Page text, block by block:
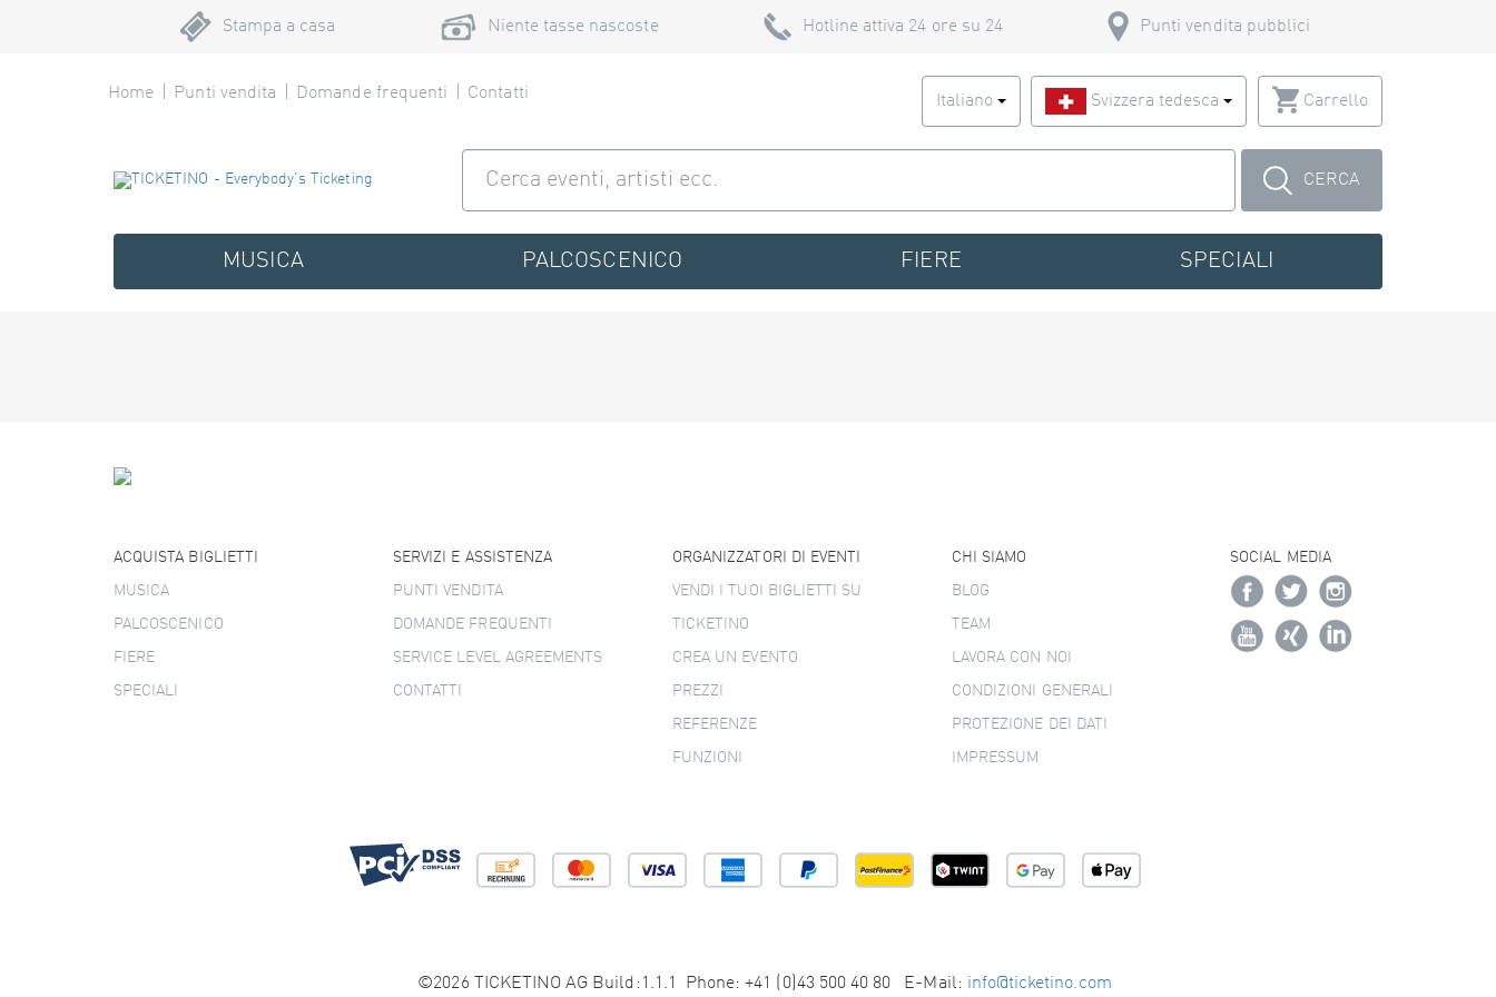
Stampa a casa Niente tasse nascoste Hotline attiva 24 ore su 24 Punti vendita pubblici
Home Punti vendita Domande frequenti Contatti Italiano Svizzera tedesca Carrello
CERCA
MUSICA PALCOSCENICO FIERE SPECIALI
ACQUISTA BIGLIETTI
MUSICA
PALCOSCENICO
FIERE
SPECIALI
SERVIZI E ASSISTENZA
PUNTI VENDITA
DOMANDE FREQUENTI
SERVICE LEVEL AGREEMENTS
CONTATTI
ORGANIZZATORI DI EVENTI
VENDI I TUOI BIGLIETTI SU
TICKETINO
CREA UN EVENTO
PREZZI
REFERENZE
FUNZIONI
CHI SIAMO
BLOG
TEAM
LAVORA CON NOI
CONDIZIONI GENERALI
PROTEZIONE DEI DATI
IMPRESSUM
SOCIAL MEDIA
©2026 TICKETINO AG Build:1.1.1 Phone: +41 (0)43 500 40 80 E-Mail: info@ticketino.com